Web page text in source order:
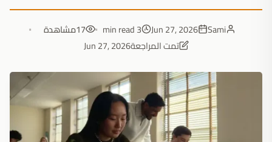
Sami
Jun 27, 2026
3 min read
17مشاهدة
تمت المراجعةJun 27, 2026